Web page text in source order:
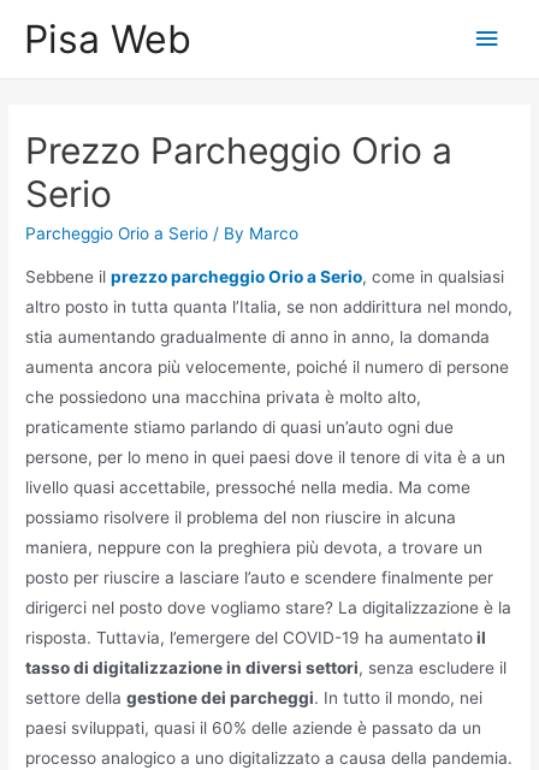
Pisa Web
Main
Prezzo Parcheggio Orio a
Serio
Parcheggio Orio a Serio / By Marco
Sebbene ilprezzo parcheggio Orio a Serio, come in qualsiasi
altro posto in tutta quanta l’Italia, se non addirittura nel mondo,
stia aumentando gradualmente di anno in anno, la domanda
aumenta ancora più velocemente, poiché il numero di persone
che possiedono una macchina privata è molto alto,
praticamente stiamo parlando di quasi un’auto ogni due
persone, per lo meno in quei paesi dove il tenore di vita è a un
livello quasi accettabile, pressoché nella media. Ma come
possiamo risolvere il problema del non riuscire in alcuna
maniera, neppure con la preghiera più devota, a trovare un
posto per riuscire a lasciare l’auto e scendere finalmente per
dirigerci nel posto dove vogliamo stare? La digitalizzazione è la
risposta. Tuttavia, l’emergere del COVID-19 ha aumentatoil
tasso di digitalizzazione in diversi settori, senza escludere il
settore dellagestione dei parcheggi. In tutto il mondo, nei
paesi sviluppati, quasi il 60% delle aziende è passato da un
processo analogico a uno digitalizzato a causa della pandemia.